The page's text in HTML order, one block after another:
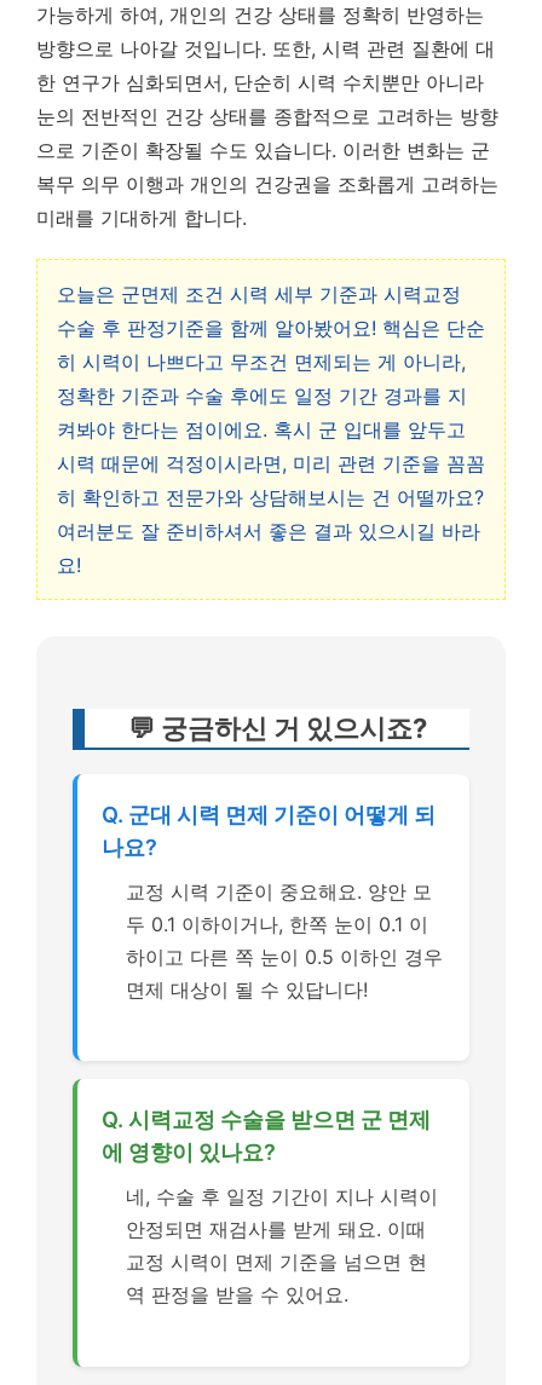
가능하게 하여, 개인의 건강 상태를 정확히 반영하는
방향으로 나아갈 것입니다. 또한, 시력 관련 질환에 대
한 연구가 심화되면서, 단순히 시력 수치뿐만 아니라
눈의 전반적인 건강 상태를 종합적으로 고려하는 방향
으로 기준이 확장될 수도 있습니다. 이러한 변화는 군
복무 의무 이행과 개인의 건강권을 조화롭게 고려하는
미래를 기대하게 합니다.
오늘은 군면제 조건 시력 세부 기준과 시력교정
수술 후 판정기준을 함께 알아봤어요! 핵심은 단순
히 시력이 나쁘다고 무조건 면제되는 게 아니라,
정확한 기준과 수술 후에도 일정 기간 경과를 지
켜봐야 한다는 점이에요. 혹시 군 입대를 앞두고
시력 때문에 걱정이시라면, 미리 관련 기준을 꼼꼼
히 확인하고 전문가와 상담해보시는 건 어떨까요?
여러분도 잘 준비하셔서 좋은 결과 있으시길 바라
요!
💬 궁금하신 거 있으시죠?
Q. 군대 시력 면제 기준이 어떻게 되
나요?
교정 시력 기준이 중요해요. 양안 모
두 0.1 이하이거나, 한쪽 눈이 0.1 이
하이고 다른 쪽 눈이 0.5 이하인 경우
면제 대상이 될 수 있답니다!
Q. 시력교정 수술을 받으면 군 면제
에 영향이 있나요?
네, 수술 후 일정 기간이 지나 시력이
안정되면 재검사를 받게 돼요. 이때
교정 시력이 면제 기준을 넘으면 현
역 판정을 받을 수 있어요.